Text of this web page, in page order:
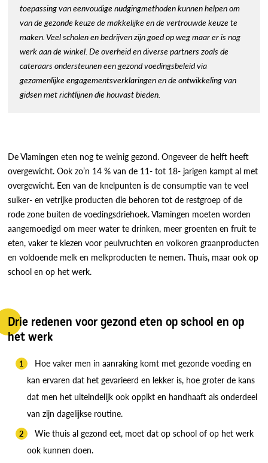
toepassing van eenvoudige nudgingmethoden kunnen helpen om
van de gezonde keuze de makkelijke en de vertrouwde keuze te
maken. Veel scholen en bedrijven zijn goed op weg maar er is nog
werk aan de winkel. De overheid en diverse partners zoals de
cateraars ondersteunen een gezond voedingsbeleid via
gezamenlijke engagementsverklaringen en de ontwikkeling van
gidsen met richtlijnen die houvast bieden.
De Vlamingen eten nog te weinig gezond. Ongeveer de helft heeft
overgewicht. Ook zo’n 14 % van de 11- tot 18- jarigen kampt al met
overgewicht. Een van de knelpunten is de consumptie van te veel
suiker- en vetrijke producten die behoren tot de restgroep of de
rode zone buiten de voedingsdriehoek. Vlamingen moeten worden
aangemoedigd om meer water te drinken, meer groenten en fruit te
eten, vaker te kiezen voor peulvruchten en volkoren graanproducten
en voldoende melk en melkproducten te nemen. Thuis, maar ook op
school en op het werk.
Drie redenen voor gezond eten op school en op
het werk
Hoe vaker men in aanraking komt met gezonde voeding en
kan ervaren dat het gevarieerd en lekker is, hoe groter de kans
dat men het uiteindelijk ook oppikt en handhaaft als onderdeel
van zijn dagelijkse routine.
Wie thuis al gezond eet, moet dat op school of op het werk
ook kunnen doen.